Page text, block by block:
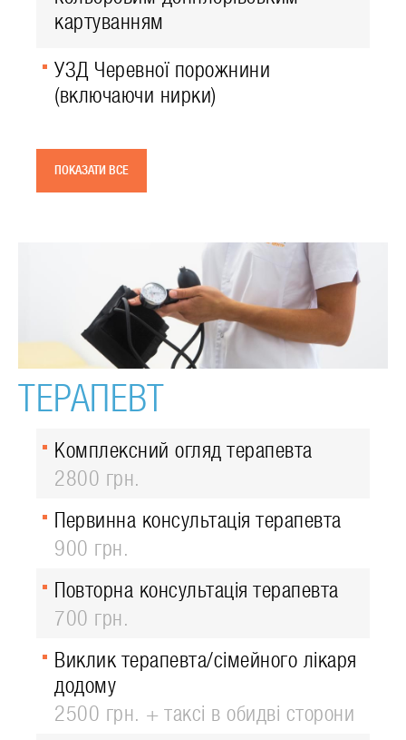
картуванням
УЗД Черевної порожнини
(включаючи нирки)
ПОКАЗАТИ ВСЕ
ТЕРАПЕВТ
Комплексний огляд терапевта
2800 грн.
Первинна консультація терапевта
900 грн.
Повторна консультація терапевта
700 грн.
Виклик терапевта/сімейного лікаря
додому
2500 грн. + таксі в обидві сторони